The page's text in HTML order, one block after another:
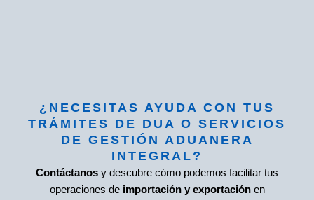
¿NECESITAS AYUDA CON TUS
TRÁMITES DE DUA O SERVICIOS
DE GESTIÓN ADUANERA
INTEGRAL?
Contáctanos y descubre cómo podemos facilitar tus
operaciones de importación y exportaciónen